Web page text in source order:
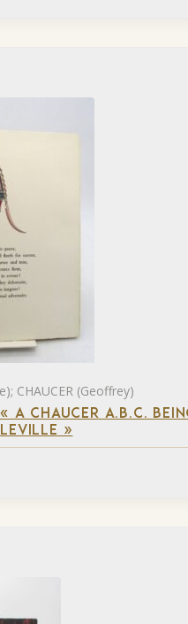
CHAUCER (Geoffrey)
A CHAUCER A.B.C.
»